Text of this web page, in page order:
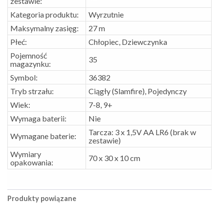
Kategoria produktu:
Wyrzutnie
Maksymalny zasięg:
27 m
Płeć:
Chłopiec, Dziewczynka
Pojemność
magazynku:
35
Symbol:
36382
Tryb strzału:
Ciągły (Slamfire), Pojedynczy
Wiek:
7-8, 9+
Wymaga baterii:
Nie
Wymagane baterie:
Tarcza: 3 x 1,5V AA LR6 (brak w
zestawie)
Wymiary
opakowania:
70 x 30 x 10 cm
Produkty powiązane